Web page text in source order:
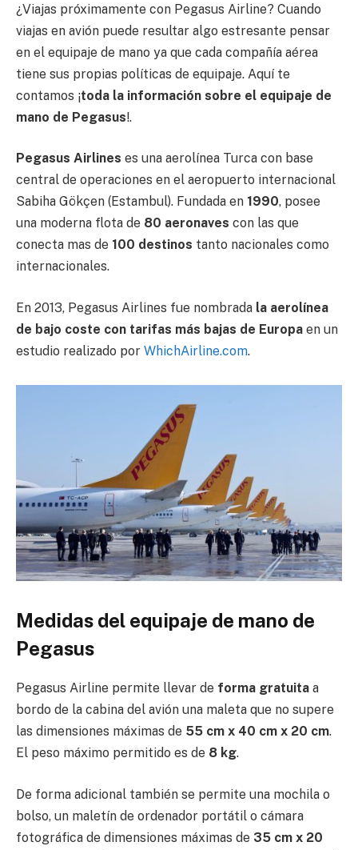
¿Viajas próximamente con Pegasus Airline? Cuando
viajas en avión puede resultar algo estresante pensar
en el equipaje de mano ya que cada compañía aérea
tiene sus propias políticas de equipaje. Aquí te
contamos ¡toda la información sobre el equipaje de
mano de Pegasus!.
Pegasus Airlines es una aerolínea Turca con base
central de operaciones en el aeropuerto internacional
Sabiha Gökçen (Estambul). Fundada en 1990, posee
una moderna flota de 80 aeronaves con las que
conecta mas de 100 destinos tanto nacionales como
internacionales.
En 2013, Pegasus Airlines fue nombrada la aerolínea
de bajo coste con tarifas más bajas de Europa en un
estudio realizado por WhichAirline.com.
Medidas del equipaje de mano de
Pegasus
Pegasus Airline permite llevar de forma gratuita a
bordo de la cabina del avión una maleta que no supere
las dimensiones máximas de 55 cm x 40 cm x 20 cm.
El peso máximo permitido es de 8 kg.
De forma adicional también se permite una mochila o
bolso, un maletín de ordenador portátil o cámara
fotográfica de dimensiones máximas de 35 cm x 20